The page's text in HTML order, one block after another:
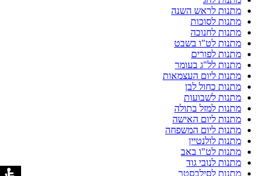
מתנות לראש השנה
מתנות לסוכות
מתנות לחנוכה
מתנות לט"ו בשבט
מתנות לפורים
מתנות לל"ג בעומר
מתנות ליום העצמאות
מתנות כחול לבן
מתנות לשבועות
מתנות למזל בתולה
מתנות ליום האישה
מתנות ליום המשפחה
מתנות לולנטיין
מתנות לט"ו באב
מתנות לנובי גוד
מתנות לסילבסטר